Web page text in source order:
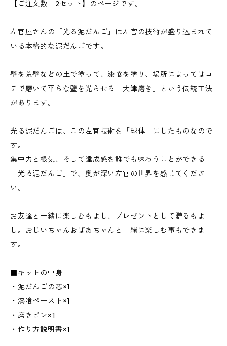
【ご注文数 2セット】のページです。
左官屋さんの「光る泥だんご」は左官の技術が盛り込まれて
いる本格的な泥だんごです。
壁を荒壁などの土で塗って、漆喰を塗り、場所によってはコ
テで磨いて平らな壁を光らせる「大津磨き」という伝統工法
があります。
光る泥だんごは、この左官技術を「球体」にしたものなので
す。
集中力と根気、そして達成感を誰でも味わうことができる
「光る泥だんご」で、奥が深い左官の世界を感じてくださ
い。
お友達と一緒に楽しむもよし、プレゼントとして贈るもよ
し。おじいちゃんおばあちゃんと一緒に楽しむ事もできま
す。
■キットの中身
・泥だんごの芯×1
・漆喰ペースト×1
・磨きビン×1
・作り方説明書×1